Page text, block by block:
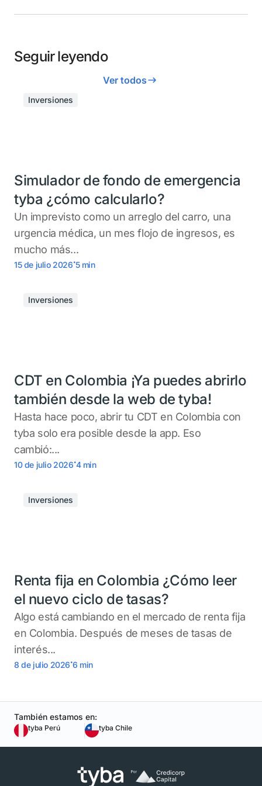
Seguir leyendo
Ver todos
Inversiones
Simulador de fondo de emergencia
tyba ¿cómo calcularlo?
Un imprevisto como un arreglo del carro, una
urgencia médica, un mes flojo de ingresos, es
mucho más...
15 de julio 2026.5 min
Inversiones
CDT en Colombia ¡Ya puedes abrirlo
también desde la web de tyba!
Hasta hace poco, abrir tu CDT en Colombia con
tyba solo era posible desde la app. Eso
cambió:...
10 de julio 2026.4 min
Inversiones
Renta fija en Colombia ¿Cómo leer
el nuevo ciclo de tasas?
Algo está cambiando en el mercado de renta fija
en Colombia. Después de meses de tasas de
interés...
8 de julio 2026.6 min
También estamos en:
tyba Perú tyba Chile